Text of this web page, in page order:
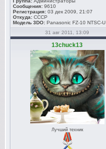
Сообщения: 9610
Регистрация: 03 дек 2009, 21:07
Откуда: СССР
Модель 3DO: Panasonic FZ-10 NTSC-U
31 авг 2011, 13:09
13chuck13
Лучший техник